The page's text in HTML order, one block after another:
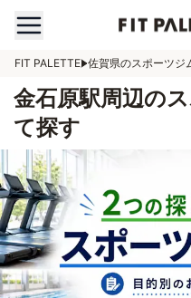
FIT PALETTE 佐賀県のスポーツジ
金石原駅周辺の
て探す